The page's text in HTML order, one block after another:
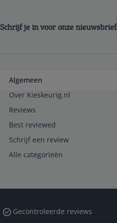
Schrijf je in voor onze nieuwsbrief
Algemeen
Over Kieskeurig.nl
Reviews
Best reviewed
Schrijf een review
Alle categorieën
Gecontroleerde reviews